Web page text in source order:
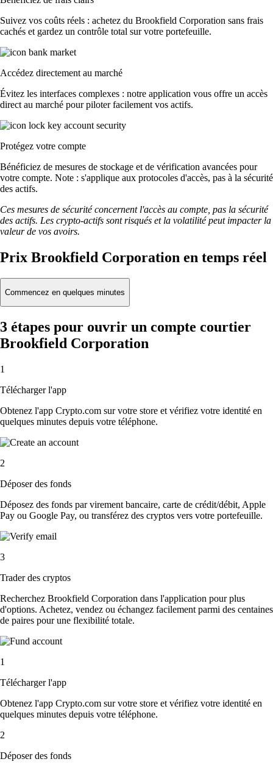
Suivez vos coûts réels : achetez du Brookfield Corporation sans frais
cachés et gardez un contrôle total sur votre portefeuille.
Accédez directement au marché
Évitez les interfaces complexes : notre application vous offre un accès
direct au marché pour piloter facilement vos actifs.
Protégez votre compte
Bénéficiez de mesures de stockage et de vérification avancées pour
votre compte. Note : s'applique aux protocoles d'accès, pas à la sécurité
des actifs.
Ces mesures de sécurité concernent l'accès au compte, pas la sécurité
des actifs. Les crypto-actifs sont risqués et la volatilité peut impacter la
valeur de vos avoirs.
Prix Brookfield Corporation en temps réel
Commencez en quelques minutes
3 étapes pour ouvrir un compte courtier
Brookfield Corporation
1
Télécharger l'app
Obtenez l'app Crypto.com sur votre store et vérifiez votre identité en
quelques minutes depuis votre téléphone.
2
Déposer des fonds
Déposez des fonds par virement bancaire, carte de crédit/débit, Apple
Pay ou Google Pay, ou transférez des cryptos vers votre portefeuille.
3
Trader des cryptos
Recherchez Brookfield Corporation dans l'application pour plus
d'options. Achetez, vendez ou échangez facilement parmi des centaines
de paires pour une flexibilité totale.
1
Télécharger l'app
Obtenez l'app Crypto.com sur votre store et vérifiez votre identité en
quelques minutes depuis votre téléphone.
2
Déposer des fonds